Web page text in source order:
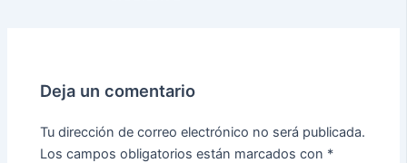
Deja un comentario
Tu dirección de correo electrónico no será publicada.
Los campos obligatorios están marcados con *